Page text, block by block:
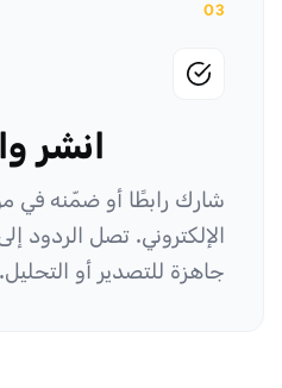
03
انشر
شارك رابطًا أو ضمّنه في
الإلكتروني. تصل الردود
جاهزة للتصدير أو التحليل.